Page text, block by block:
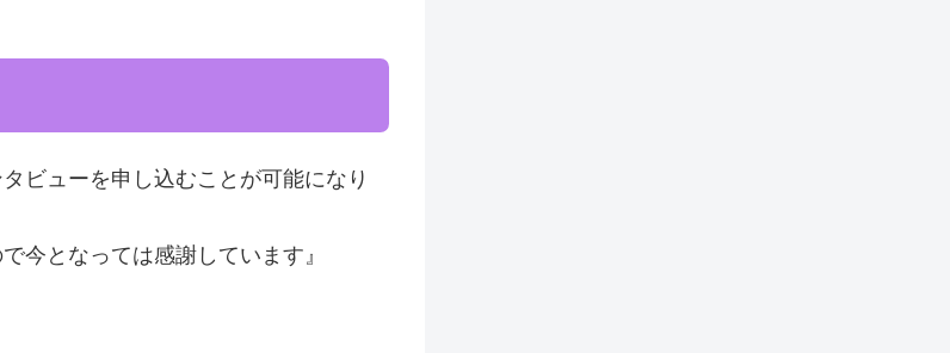
ビューを申し込むことが可能になり
今となっては感謝しています』